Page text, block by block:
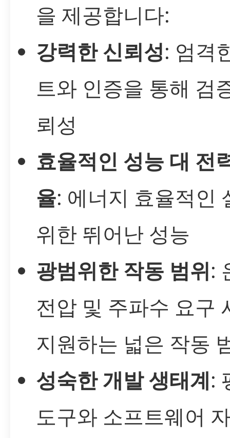
을 제공합니다:
강력한 신뢰성: 엄격
트와 인증을 통해 검
뢰성
효율적인 성능 대 전
율: 에너지 효율적인
위한 뛰어난 성능
광범위한 작동 범위:
전압 및 주파수 요구
지원하는 넓은 작동
성숙한 개발 생태계:
도구와 소프트웨어